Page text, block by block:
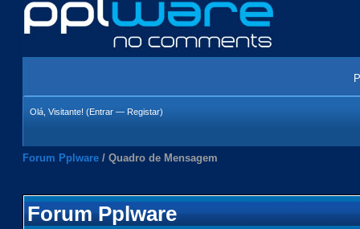
Olá, Visitante! (Entrar — Registar)
Forum Pplware / Quadro de Mensagem
Forum Pplware